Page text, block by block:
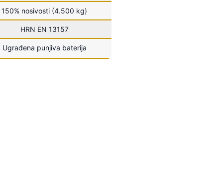
150% nosivosti (4.500 kg)
HRN EN 13157
Ugrađena punjiva baterija